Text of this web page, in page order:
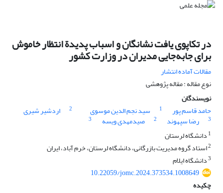
در تکاپوی یافت نشانگان و اسباب پدیدة انتظار خاموش
برای جابه‌جایی مدیران در وزارت کشور
مقالات آماده انتشار
نوع مقاله : مقاله پژوهشی
نویسندگان
حامد قاسم پور
1 سید نجم الدین موسوی 2 اردشیر شیری
3 رضا سپهوند 2 صیدمهدی ویسه
3
1 دانشگاه لرستان
2استاد گروه مدیریت بازرگانی، دانشگاه لرستان، خرم آباد، ایران
3دانشگاه ایلام
10.22059/jomc.2024.373534.1008649
چکیده